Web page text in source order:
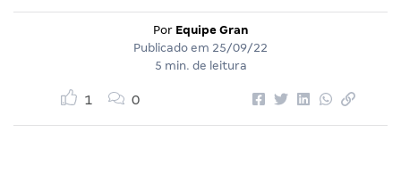
Por Equipe Gran
Publicado em 25/09/22
5 min. de leitura
1 0